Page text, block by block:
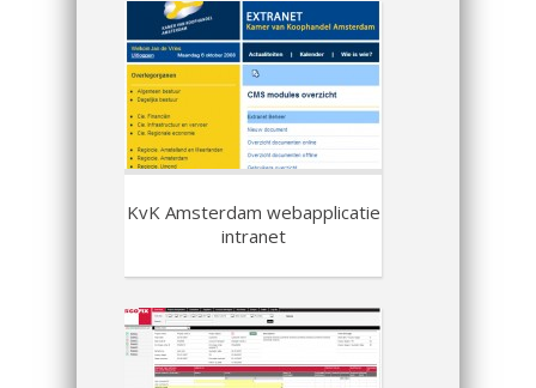
KvK Amsterdam webapplicatie
intranet